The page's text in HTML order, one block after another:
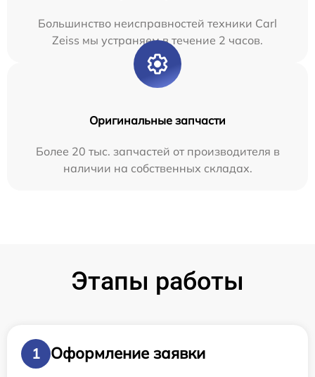
Большинство неисправностей техники Carl
Zeiss мы устраняем в течение 2 часов.
Оригинальные запчасти
Более 20 тыс. запчастей от производителя в
наличии на собственных складах.
Этапы работы
1
Оформление заявки